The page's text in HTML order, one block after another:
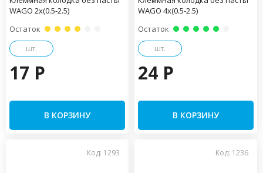
WAGO 2х(0.5-2.5)
Остаток
шт.
17 P
В КОРЗИНУ
WAGO 4х(0.5-2.5)
Остаток
шт.
24 P
В КОРЗИНУ
Код: 1293 Код: 1236